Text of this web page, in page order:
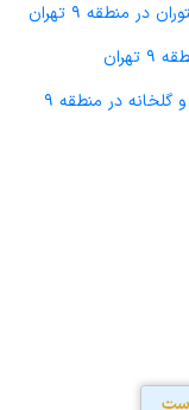
منطقه 9 تهران
خرید سوله، انبار، کارگاه، کارخانه، زمین کشاورزی و گلخانه در منطقه 9